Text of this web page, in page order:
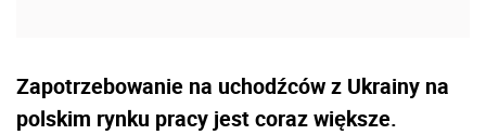
Zapotrzebowanie na uchodźców z Ukrainy na
polskim rynku pracy jest coraz większe.